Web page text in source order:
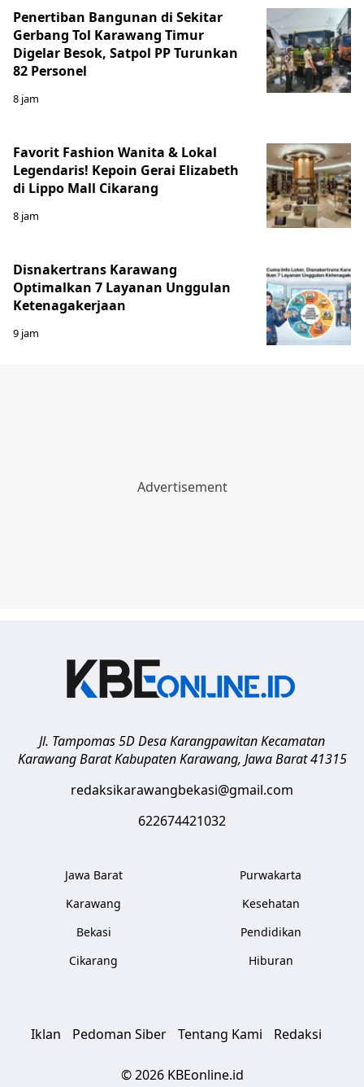
Penertiban Bangunan di Sekitar
Gerbang Tol Karawang Timur
Digelar Besok, Satpol PP Turunkan
82 Personel
8 jam
Favorit Fashion Wanita & Lokal
Legendaris! Kepoin Gerai Elizabeth
di Lippo Mall Cikarang
8 jam
Disnakertrans Karawang
Optimalkan 7 Layanan Unggulan
Ketenagakerjaan
9 jam
Jl. Tampomas 5D Desa Karangpawitan Kecamatan
Karawang Barat Kabupaten Karawang, Jawa Barat 41315
redaksikarawangbekasi@gmail.com
622674421032
Jawa Barat
Karawang
Bekasi
Cikarang
Purwakarta
Kesehatan
Pendidikan
Hiburan
Iklan Pedoman Siber Tentang Kami Redaksi
© 2026 KBEonline.id